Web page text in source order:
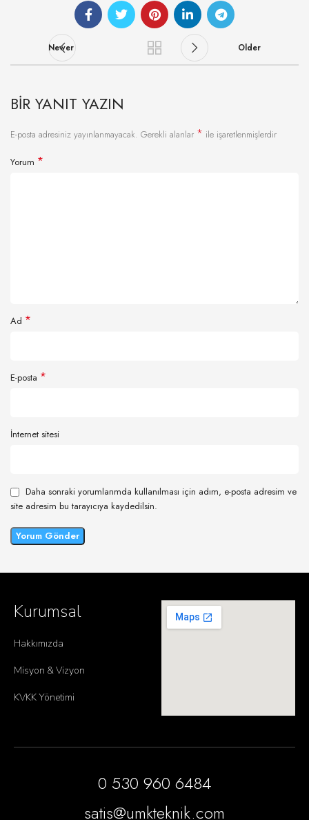
Newer Older
BIR YANIT YAZIN
E-posta adresiniz yayınlanmayacak. Gerekli alanlar * ile işaretlenmişlerdir
Yorum *
Ad *
E-posta *
İnternet sitesi
Daha sonraki yorumlarımda kullanılması için adım, e-posta adresim ve
site adresim bu tarayıcıya kaydedilsin.
Kurumsal
Hakkımızda
Misyon & Vizyon
KVKK Yönetimi
0 530 960 6484
satis@umkteknik.com